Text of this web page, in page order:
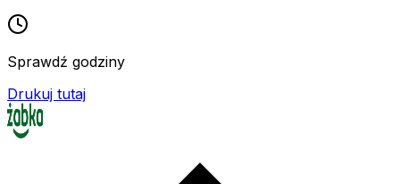
Sprawdź godziny
Drukuj tutaj